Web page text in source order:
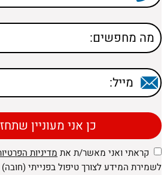
קראתי ואני מאשר/ת את מדיניות
לשמירת המידע לצורך טיפול בפנייתי (חובה)